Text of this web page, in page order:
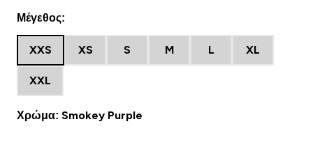
Μέγεθος:
XXS XS S M L XL
XXL
Χρώμα: Smokey Purple